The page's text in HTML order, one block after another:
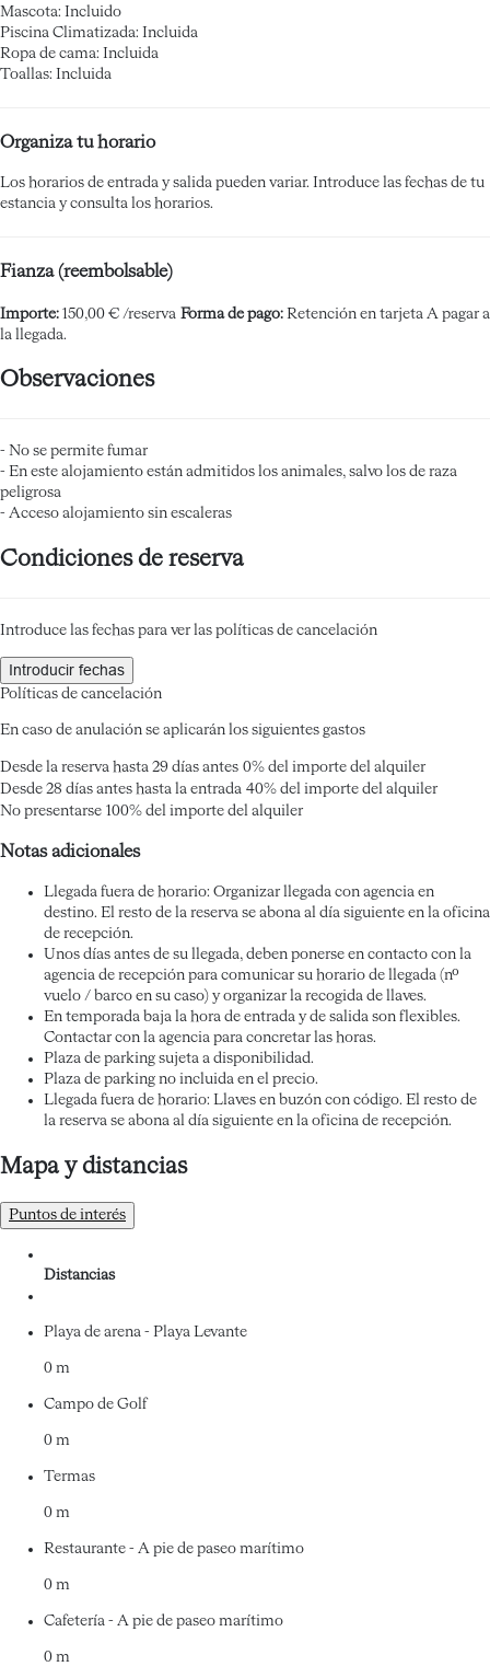
Mascota: Incluido
Piscina Climatizada: Incluida
Ropa de cama: Incluida
Toallas: Incluida
Organiza tu horario
Los horarios de entrada y salida pueden variar. Introduce las fechas de tu
estancia y consulta los horarios.
Fianza (reembolsable)
Importe: 150,00 € /reserva Forma de pago: Retención en tarjeta A pagar a
la llegada.
Observaciones
- No se permite fumar
- En este alojamiento están admitidos los animales, salvo los de raza
peligrosa
- Acceso alojamiento sin escaleras
Condiciones de reserva
Introduce las fechas para ver las políticas de cancelación
Introducir fechas
Políticas de cancelación
En caso de anulación se aplicarán los siguientes gastos
Desde la reserva hasta 29 días antes 0% del importe del alquiler
Desde 28 días antes hasta la entrada 40% del importe del alquiler
No presentarse 100% del importe del alquiler
Notas adicionales
Llegada fuera de horario: Organizar llegada con agencia en
destino. El resto de la reserva se abona al día siguiente en la oficina
de recepción.
Unos días antes de su llegada, deben ponerse en contacto con la
agencia de recepción para comunicar su horario de llegada (nº
vuelo / barco en su caso) y organizar la recogida de llaves.
En temporada baja la hora de entrada y de salida son flexibles.
Contactar con la agencia para concretar las horas.
Plaza de parking sujeta a disponibilidad.
Plaza de parking no incluida en el precio.
Llegada fuera de horario: Llaves en buzón con código. El resto de
la reserva se abona al día siguiente en la oficina de recepción.
Mapa y distancias
Puntos de interés
Distancias
Playa de arena - Playa Levante
0 m
Campo de Golf
0 m
Termas
0 m
Restaurante - A pie de paseo marítimo
0 m
Cafetería - A pie de paseo marítimo
0 m